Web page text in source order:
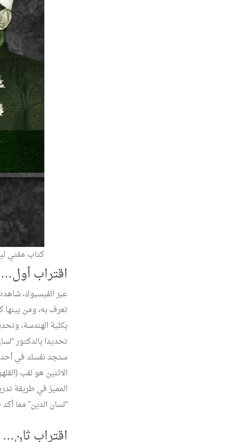
كتاب مفتي
اقتراب أول…
عبر الفيسبوك،
تعرف به، ومن
بكلية الهندسة،
تحديدا بالدكتور
ستجد نفسك في أحد
الاثنين هو لقب
المميز في طريقة
“لسان الدين” مما
اقتراب ثان…